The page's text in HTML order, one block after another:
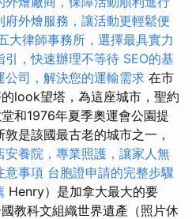
府外燴服務，讓活動更輕鬆便
大律師事務所，選擇最具實力
引，快速辦理不等待 SEO的基
公司，解決您的運輸需求 在市
look望塔，為這座城市，聖約
和1976年夏季奧運會公園提
是該國最古老的城市之一，
安養院，專業照護，讓家人無
意事項 台胞證申請的完整步驟
Henry）是加拿大最大的要
教科文組織世界遺產（照片休